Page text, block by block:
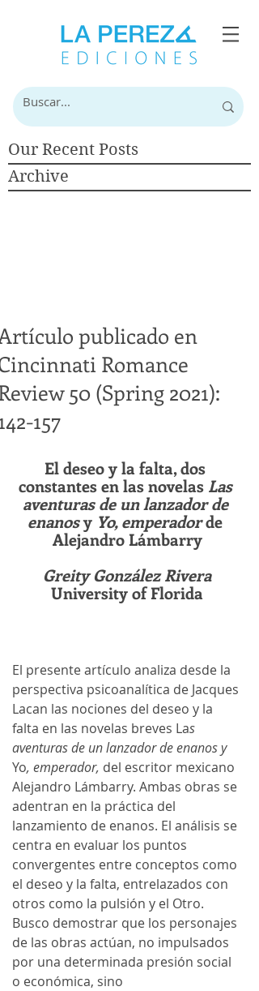
Our Recent Posts
Archive
publicado en
Romance
50 (Spring 2021):
157
El deseo y la falta, dos
constantes en las novelas Las
aventuras de un lanzador de
enanos y Yo, emperador de
Alejandro Lámbarry
Greity González Rivera
University of Florida
El presente artículo analiza desde la
perspectiva psicoanalítica de Jacques
Lacan las nociones del deseo y la
falta en las novelas breves Las
aventuras de un lanzador de enanos y
Yo, emperador, del escritor mexicano
Alejandro Lámbarry. Ambas obras se
adentran en la práctica del
lanzamiento de enanos. El análisis se
centra en evaluar los puntos
convergentes entre conceptos como
el deseo y la falta, entrelazados con
otros como la pulsión y el Otro.
Busco demostrar que los personajes
de las obras actúan, no impulsados
por una determinada presión social
o económica, sino